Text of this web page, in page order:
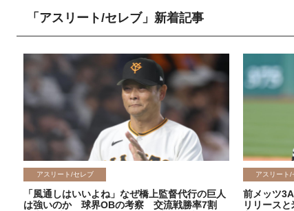
「アスリート/セレブ」新着記事
アスリート/セレブ
「風通しはいいよね」なぜ橋上監督代行の巨人
は強いのか 球界OBの考察 交流戦勝率7割
アスリート/
前メッツ
リリース